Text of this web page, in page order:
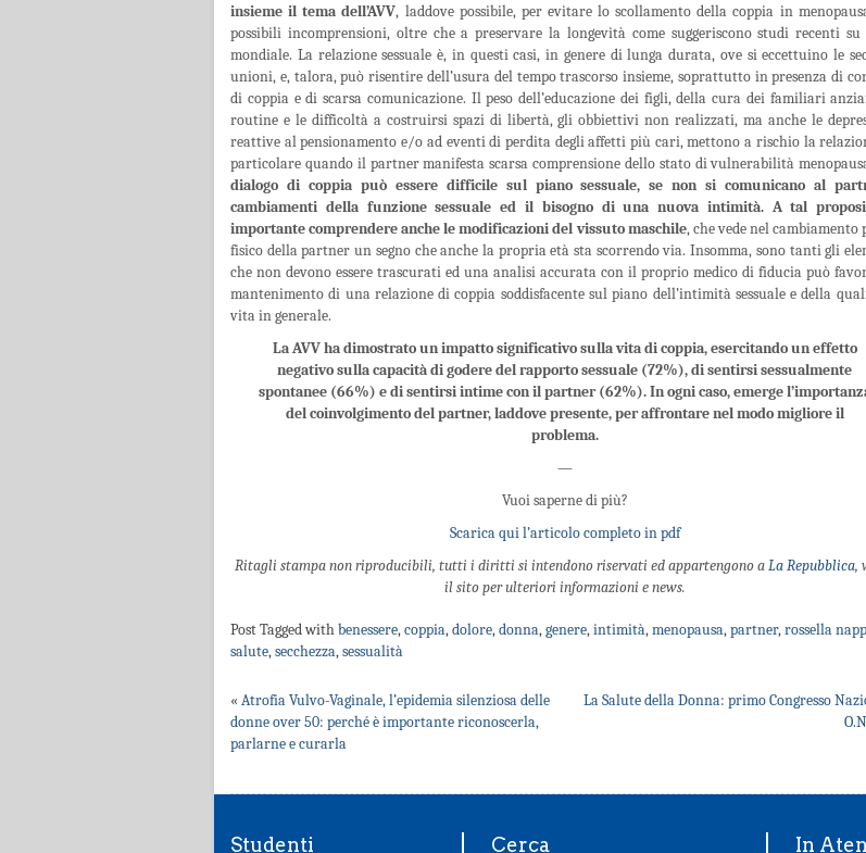
insieme il tema dell’AVV, laddove possibile, per evitare lo scollamento della coppia in
possibili incomprensioni, oltre che a preservare la longevità come suggeriscono studi recenti su
mondiale. La relazione sessuale è, in questi casi, in genere di lunga durata, ove si eccettuino le
unioni, e, talora, può risentire dell’usura del tempo trascorso insieme, soprattutto in presenza di
di coppia e di scarsa comunicazione. Il peso dell’educazione dei figli, della cura dei familiari
routine e le difficoltà a costruirsi spazi di libertà, gli obbiettivi non realizzati, ma anche le
reattive al pensionamento e/o ad eventi di perdita degli affetti più cari, mettono a rischio la
particolare quando il partner manifesta scarsa comprensione dello stato di vulnerabilità
dialogo di coppia può essere difficile sul piano sessuale, se non si comunicano al
cambiamenti della funzione sessuale ed il bisogno di una nuova intimità. A tal
importante comprendere anche le modificazioni del vissuto maschile, che vede nel cambiamento
fisico della partner un segno che anche la propria età sta scorrendo via. Insomma, sono tanti gli
che non devono essere trascurati ed una analisi accurata con il proprio medico di fiducia può
mantenimento di una relazione di coppia soddisfacente sul piano dell’intimità sessuale e della
vita in generale.
La AVV ha dimostrato un impatto significativo sulla vita di coppia, esercitando un effetto
negativo sulla capacità di godere del rapporto sessuale (72%), di sentirsi sessualmente
spontanee (66%) e di sentirsi intime con il partner (62%). In ogni caso, emerge
del coinvolgimento del partner, laddove presente, per affrontare nel modo migliore il
problema.
—
Vuoi saperne di più?
Scarica qui l’articolo completo in pdf
Ritagli stampa non riproducibili, tutti i diritti si intendono riservati ed appartengono aLa Repubblica,
il sito per ulteriori informazioni e news.
Post Tagged withbenessere,coppia,dolore,donna,genere,intimità,menopausa,partner,rossella
salute,secchezza,sessualità
« Atrofia Vulvo-Vaginale, l’epidemia silenziosa delle
donne over 50: perché è importante riconoscerla,
parlarne e curarla
La Salute della Donna: primo Congresso
Studenti Cerca In